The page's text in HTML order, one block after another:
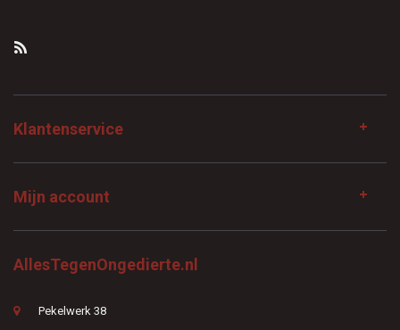
Klantenservice
Mijn account
AllesTegenOngedierte.nl
Pekelwerk 38